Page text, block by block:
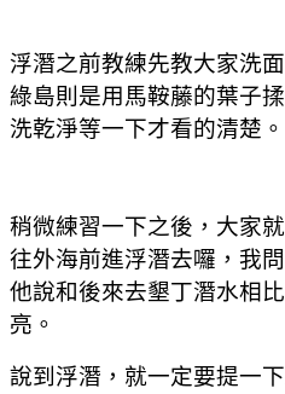
浮潛之前教練先教大家洗
綠島則是用馬鞍藤的葉子
洗乾淨等一下才看的清楚。
稍微練習一下之後，大家
往外海前進浮潛去囉，我
他說和後來去墾丁潛水相
亮。
說到浮潛，就一定要提一